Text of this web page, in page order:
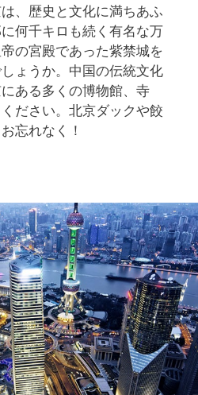
、歴史と文化に満ちあふ
何千キロも続く有名な万
の宮殿であった紫禁城を
ょうか。中国の伝統文化
ある多くの博物館、寺
ださい。北京ダックや餃
忘れなく！